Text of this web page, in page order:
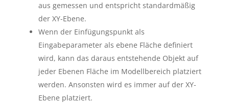
aus gemessen und entspricht standardmäßig
der XY-Ebene.
Wenn der Einfügungspunkt als
Eingabeparameter als ebene Fläche definiert
wird, kann das daraus entstehende Objekt auf
jeder Ebenen Fläche im Modellbereich platziert
werden. Ansonsten wird es immer auf der XY-
Ebene platziert.